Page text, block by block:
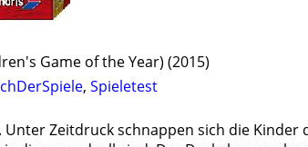
Game of the Year) (2015)
, Spieletest
Zeitdruck schnappen sich die Kinder